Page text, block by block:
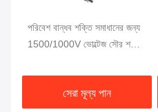
পরিবেশ বান্ধব শক্তি সমাধানের জন্য
1500/1000V ভোল্টেজ সৌর শক্তি
সেরা মূল্য পান